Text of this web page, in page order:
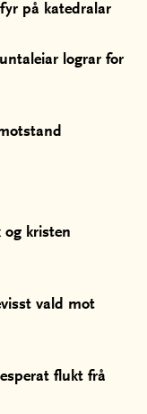
på katedralar
lograr for
og kristen
vald mot
flukt frå